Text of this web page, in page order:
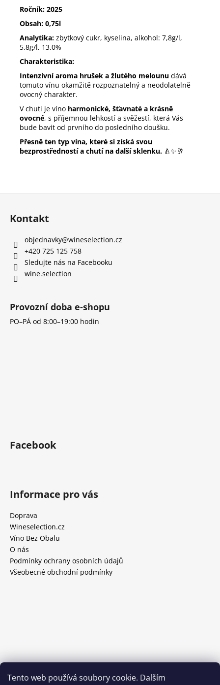
Tento web používá soubory cookie. Dalším
Ročník: 2025
Obsah: 0,75l
Analytika: zbytkový cukr, kyselina, alkohol: 7,8g/l,
5,8g/l, 13,0%
Charakteristika:
Intenzivní aroma hrušek a žlutého melounu dává
tomuto vínu okamžitě rozpoznatelný a neodolatelně
ovocný charakter.
V chuti je víno harmonické, šťavnaté a krásně
ovocné, s příjemnou lehkostí a svěžestí, která Vás
bude bavit od prvního do posledního doušku.
Přesně ten typ vína, které si získá svou
bezprostředností a chutí na další sklenku. 🍐✨🥂
Z
Kontakt
objednavky@wineselection.cz
+420 725 125 758
Sledujte nás na Facebooku
wine.selection
Provozní doba e-shopu
PO–PÁ od 8:00–19:00 hodin
Facebook
Informace pro vás
Doprava
Wineselection.cz
Víno Bez Obalu
O nás
Podmínky ochrany osobních údajů
Všeobecné obchodní podmínky